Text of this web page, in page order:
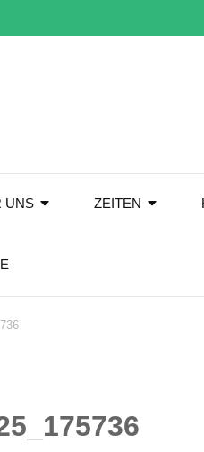
UNS ZEITEN